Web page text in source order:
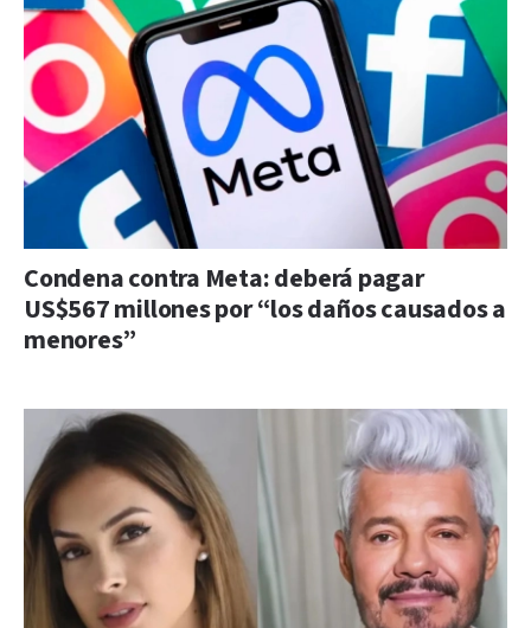
Condena contra Meta: deberá pagar
US$567 millones por “los daños causados a
menores”